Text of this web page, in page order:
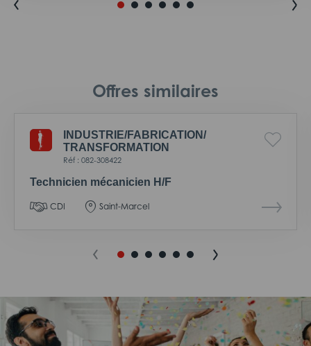
Offres similaires
INDUSTRIE/FABRICATION/
TRANSFORMATION
Réf : 082-308422
Technicien mécanicien H/F
CDI Saint-Marcel